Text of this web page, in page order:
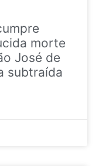
morte
José de
subtraída